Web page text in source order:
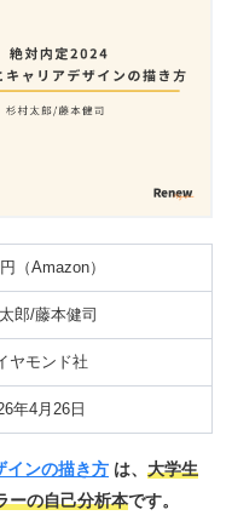
（Amazon）
郎/藤本健司
ヤモンド社
年4月26日
インの描き方 は、 大学生
ーの自己分析本です。